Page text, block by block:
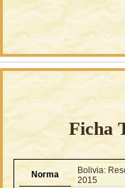
Ficha
Norma
Bolivia:
2015